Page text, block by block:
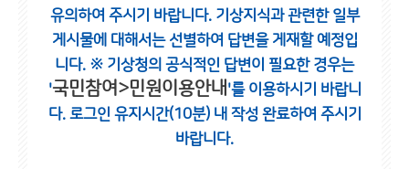
유의하여 주시기 바랍니다. 기상지식과 관련한 일부
게시물에 대해서는 선별하여 답변을 게재할 예정입
니다. ※ 기상청의 공식적인 답변이 필요한 경우는
'국민참여>민원이용안내 '를 이용하시기 바랍니
다. 로그인 유지시간(10분) 내 작성 완료하여 주시기
바랍니다.